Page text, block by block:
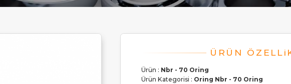
Ürün : Nbr - 70 Oring
Ürün Kategorisi : Oring Nbr - 70 Oring